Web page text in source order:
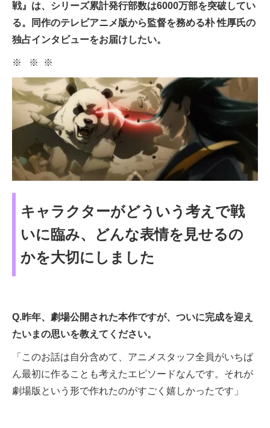
戦』は、シリーズ累計発行部数は6000万部を突破してい
る。同作のテレビアニメ版から監督を務める朴 性厚氏の
独占インタビューをお届けしたい。
※ ※ ※
キャラクターがどういう考えで戦
いに臨み、どんな表情を見せるの
かを大切にしました
Q.昨年、劇場公開された本作ですが、ついに完成を迎え
たいまの思いを教えてください。
「このお話は自分含めて、アニメスタッフ全員がいちば
ん最初に作ることも考えたエピソードなんです。それが
劇場版という形で作れたのがすごく嬉しかったです」